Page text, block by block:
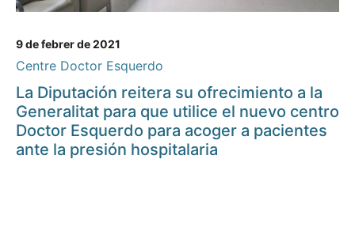
9 de febrer de 2021
Centre Doctor Esquerdo
La Diputación reitera su ofrecimiento a la
Generalitat para que utilice el nuevo centro
Doctor Esquerdo para acoger a pacientes
ante la presión hospitalaria